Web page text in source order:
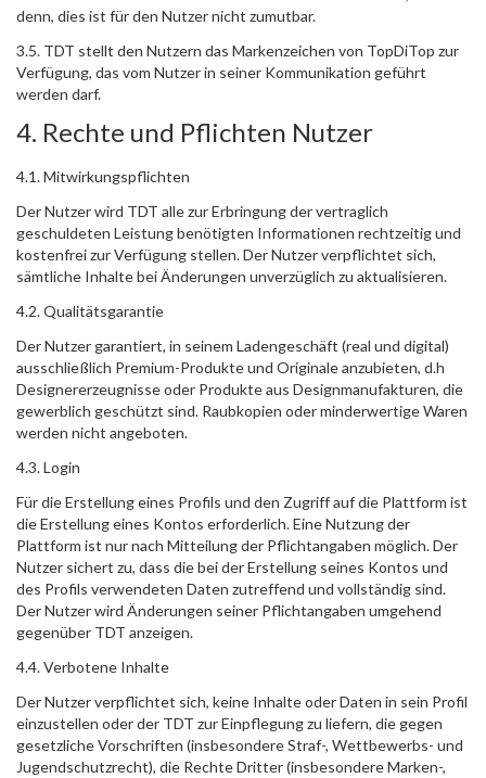
denn, dies ist für den Nutzer nicht zumutbar.
3.5. TDT stellt den Nutzern das Markenzeichen von TopDiTop zur
Verfügung, das vom Nutzer in seiner Kommunikation geführt
werden darf.
4. Rechte und Pflichten Nutzer
4.1. Mitwirkungspflichten
Der Nutzer wird TDT alle zur Erbringung der vertraglich
geschuldeten Leistung benötigten Informationen rechtzeitig und
kostenfrei zur Verfügung stellen. Der Nutzer verpflichtet sich,
sämtliche Inhalte bei Änderungen unverzüglich zu aktualisieren.
4.2. Qualitätsgarantie
Der Nutzer garantiert, in seinem Ladengeschäft (real und digital)
ausschließlich Premium-Produkte und Originale anzubieten, d.h
Designererzeugnisse oder Produkte aus Designmanufakturen, die
gewerblich geschützt sind. Raubkopien oder minderwertige Waren
werden nicht angeboten.
4.3. Login
Für die Erstellung eines Profils und den Zugriff auf die Plattform ist
die Erstellung eines Kontos erforderlich. Eine Nutzung der
Plattform ist nur nach Mitteilung der Pflichtangaben möglich. Der
Nutzer sichert zu, dass die bei der Erstellung seines Kontos und
des Profils verwendeten Daten zutreffend und vollständig sind.
Der Nutzer wird Änderungen seiner Pflichtangaben umgehend
gegenüber TDT anzeigen.
4.4. Verbotene Inhalte
Der Nutzer verpflichtet sich, keine Inhalte oder Daten in sein Profil
einzustellen oder der TDT zur Einpflegung zu liefern, die gegen
gesetzliche Vorschriften (insbesondere Straf-, Wettbewerbs- und
Jugendschutzrecht), die Rechte Dritter (insbesondere Marken-,